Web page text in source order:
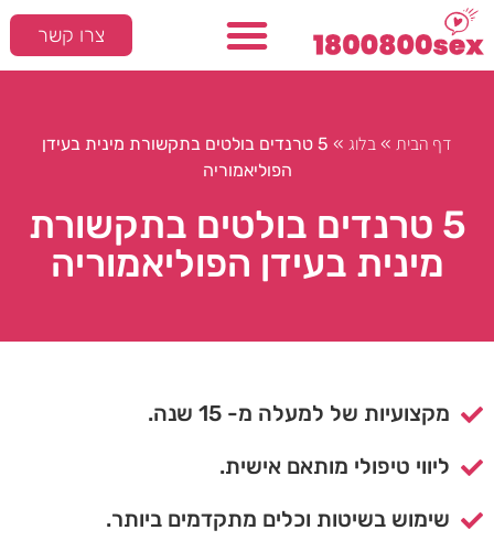
צרו קשר
דף הבית » בלוג »
5 טרנדים בולטים בתקשורת מינית בעידן
הפוליאמוריה
5 טרנדים בולטים בתקשורת
מינית בעידן הפוליאמוריה
מקצועיות של למעלה מ- 15 שנה.
ליווי טיפולי מותאם אישית.
שימוש בשיטות וכלים מתקדמים ביותר.